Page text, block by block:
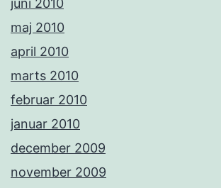
juni 2010
maj 2010
april 2010
marts 2010
februar 2010
januar 2010
december 2009
november 2009